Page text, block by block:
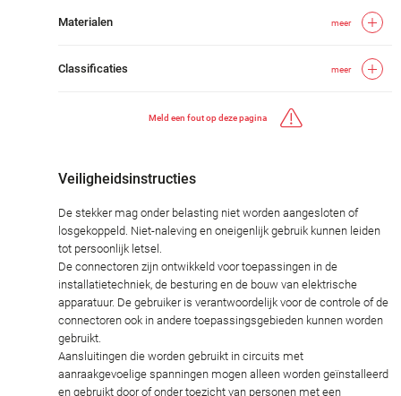
Materialen meer
Classificaties meer
Meld een fout op deze pagina
Veiligheidsinstructies
De stekker mag onder belasting niet worden aangesloten of
losgekoppeld. Niet-naleving en oneigenlijk gebruik kunnen leiden
tot persoonlijk letsel.
De connectoren zijn ontwikkeld voor toepassingen in de
installatietechniek, de besturing en de bouw van elektrische
apparatuur. De gebruiker is verantwoordelijk voor de controle of de
connectoren ook in andere toepassingsgebieden kunnen worden
gebruikt.
Aansluitingen die worden gebruikt in circuits met
aanraakgevoelige spanningen mogen alleen worden geïnstalleerd
en gebruikt door of onder toezicht van personen met een